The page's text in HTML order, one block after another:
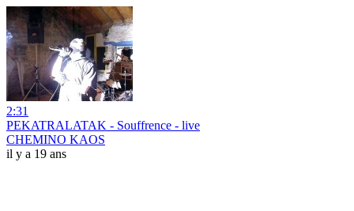
2:31
PEKATRALATAK - Souffrence - live
CHEMINO KAOS
il y a 19 ans